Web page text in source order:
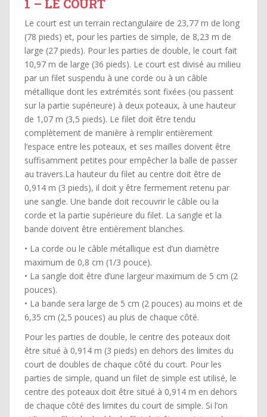
1 – LE COURT
Le court est un terrain rectangulaire de 23,77 m de long
(78 pieds) et, pour les parties de simple, de 8,23 m de
large (27 pieds). Pour les parties de double, le court fait
10,97 m de large (36 pieds). Le court est divisé au milieu
par un filet suspendu à une corde ou à un câble
métallique dont les extrémités sont fixées (ou passent
sur la partie supérieure) à deux poteaux, à une hauteur
de 1,07 m (3,5 pieds). Le filet doit être tendu
complètement de manière à remplir entièrement
l’espace entre les poteaux, et ses mailles doivent être
suffisamment petites pour empêcher la balle de passer
au travers.La hauteur du filet au centre doit être de
0,914 m (3 pieds), il doit y être fermement retenu par
une sangle. Une bande doit recouvrir le câble ou la
corde et la partie supérieure du filet. La sangle et la
bande doivent être entièrement blanches.
• La corde ou le câble métallique est d’un diamètre
maximum de 0,8 cm (1/3 pouce).
• La sangle doit être d’une largeur maximum de 5 cm (2
pouces).
• La bande sera large de 5 cm (2 pouces) au moins et de
6,35 cm (2,5 pouces) au plus de chaque côté.
Pour les parties de double, le centre des poteaux doit
être situé à 0,914 m (3 pieds) en dehors des limites du
court de doubles de chaque côté du court. Pour les
parties de simple, quand un filet de simple est utilisé, le
centre des poteaux doit être situé à 0,914 m en dehors
de chaque côté des limites du court de simple. Si l’on